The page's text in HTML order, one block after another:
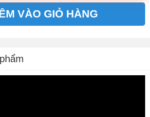
VÀO GIỎ HÀNG